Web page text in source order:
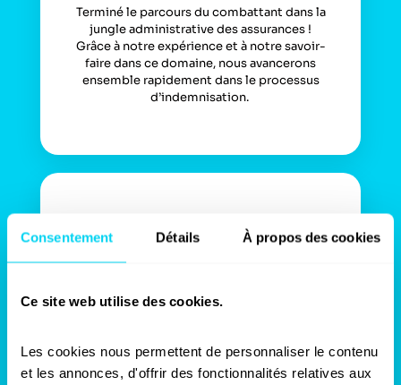
Consentement Détails À propos des cookies
Ce site web utilise des cookies.
Les cookies nous permettent de personnaliser le contenu
et les annonces, d'offrir des fonctionnalités relatives aux
Terminé le parcours du combattant dans la
jungle administrative des assurances !
Grâce à notre expérience et à notre savoir-
faire dans ce domaine, nous avancerons
ensemble rapidement dans le processus
d’indemnisation.
Gain d’argent